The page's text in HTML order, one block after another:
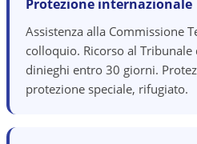
Protezione internazionale
Assistenza alla Commissione
colloquio. Ricorso al Tribunale
dinieghi entro 30 giorni.
protezione speciale, rifugiato.